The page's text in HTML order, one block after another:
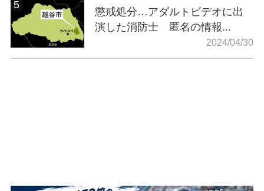
懲戒処分…アダルトビデオに出
演した消防士 匿名の情報...
2024/04/30